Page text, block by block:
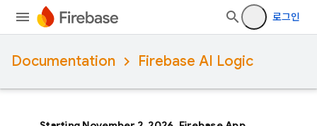
로그인
Documentation Firebase AI Logic